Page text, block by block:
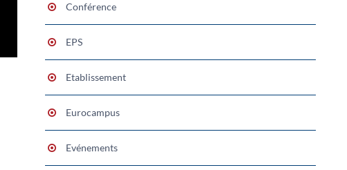
Conférence
EPS
Etablissement
Eurocampus
Evénements